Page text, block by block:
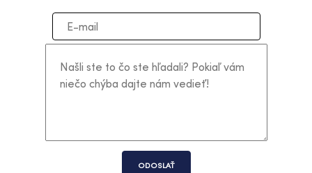
ODOSLAŤ